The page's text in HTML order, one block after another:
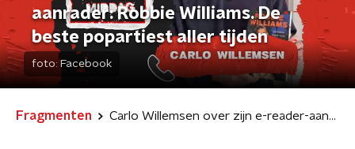
aanrader: Robbie Williams. De
beste popartiest aller tijden
foto:Facebook
Fragmenten Carlo Willemsen over zijn e-reader-aanrader: Robbie Williams. De beste popartiest aller tijden